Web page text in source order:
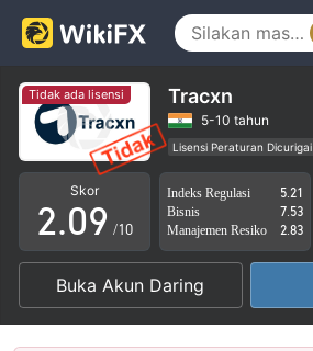
Tidak ada lisensi Tracxn
5-10 tahun
Lisensi Peraturan Dicurigai
Potensi risiko tinggi
Skor
0
1
2
3
4
.0
1
2
5
6
7
8
9 /10
Indeks Regulasi
5.21
Bisnis
7.53
Manajemen Resiko
2.83
Buka Akun Daring